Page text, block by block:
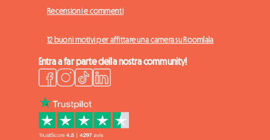
Recensioni e commenti
12 buoni motivi per affittare una camera su Roomlala
Entra a far parte della nostra community!